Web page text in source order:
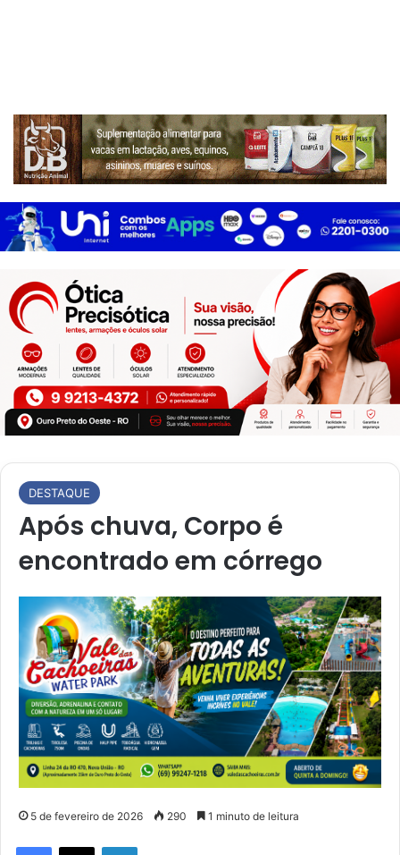
DESTAQUE
Após chuva, Corpo é
encontrado em córrego
5 de fevereiro de 2026 290 1 minuto de leitura
Facebook
X Linkedin